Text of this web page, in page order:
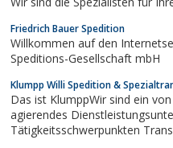
Friedrich Bauer Spedition
Willkommen auf den
Speditions-Gesellschaft mbH
Klumpp Willi Spedition &
Das ist KlumppWir sind ein
agierendes
Tätigkeitsschwerpunkten